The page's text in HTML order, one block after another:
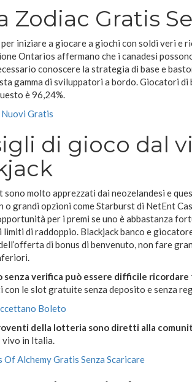
Zodiac Gratis
iniziare a giocare a giochi con soldi veri e
Ontarios affermano che i canadesi
conoscere la strategia di base e
gamma di sviluppatori a bordo. Giocatori
è 96,24%.
Gratis
di gioco dal
sono molto apprezzati dai neozelandesi e
o grandi opzioni come Starburst di NetEnt
per i premi se uno è abbastanza
limiti di raddoppio. Blackjack banco e
di bonus di benvenuto, non fare
senza verifica può essere difficile
le slot gratuite senza deposito e senza
Boleto
della lotteria sono diretti alla
vivo in Italia.
Of Alchemy Gratis Senza Scaricare